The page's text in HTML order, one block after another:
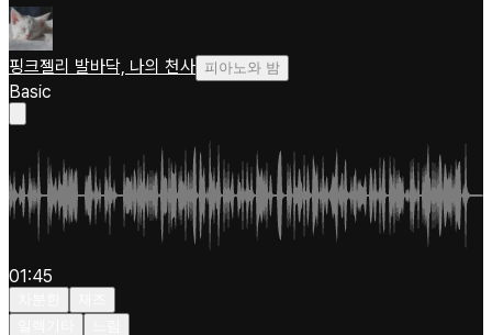
핑크젤리 발바닥, 나의 천사 피아노와 밤
Basic
01:45